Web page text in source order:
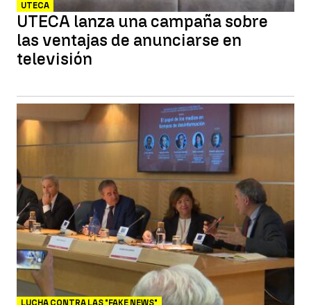
UTECA
UTECA lanza una campaña sobre
las ventajas de anunciarse en
televisión
LUCHA CONTRA LAS "FAKE NEWS"